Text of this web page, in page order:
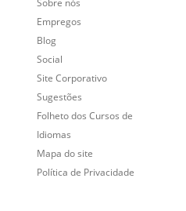
Links Relacionados
Entre em contato
Sobre nós
Empregos
Blog
Social
Site Corporativo
Sugestões
Folheto dos Cursos de
Idiomas